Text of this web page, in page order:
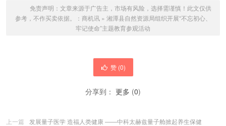
免责声明：文章来源于广告主，市场有风险，选择需谨慎！此文仅供
参考，不作买卖依据。： 商机讯» 湘潭县自然资源局组织开展“不忘初心、
牢记使命”主题教育参观活动
赞 (0)
分享到： 更多 (0)
上一篇
发展量子医学 造福人类健康 ——中科太赫兹量子舱掀起养生保健